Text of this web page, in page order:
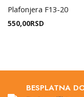
Plafonjera F13-20
550,00RSD
BESPLATNA